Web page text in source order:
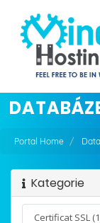
Portal Home
Kategorie